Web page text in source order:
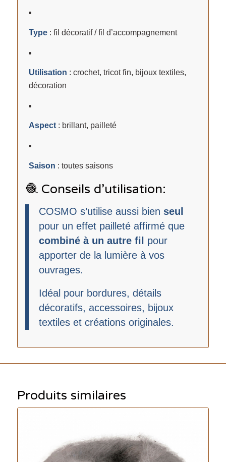
Type: fil décoratif / fil d’accompagnement
Utilisation : crochet, tricot fin, bijoux textiles,
décoration
Aspect: brillant, pailleté
Saison : toutes saisons
🧶 Conseils d’utilisation:
COSMO s’utilise aussi bien seul
pour un effet pailleté affirmé que
combiné à un autre fil
pour
apporter de la lumière à vos
ouvrages.
Idéal pour bordures, détails
décoratifs, accessoires, bijoux
textiles et créations originales.
Produits similaires